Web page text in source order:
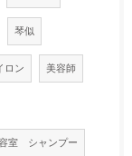
琴似
ロン 美容師
室 シャンプー